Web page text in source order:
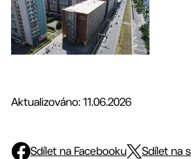
Aktualizováno: 11.06.2026
Sdílet na Facebooku Sdílet na